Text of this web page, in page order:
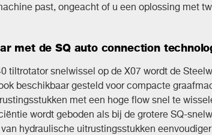
past, ongeacht of u een oplossing met
met de SQ auto connection
tiltrotator snelwissel op de X07 wordt de
beschikbaar gesteld voor compacte
met een hoge flow snel te
wordt geboden als bij de grotere SQ-
hydraulische uitrustingsstukken